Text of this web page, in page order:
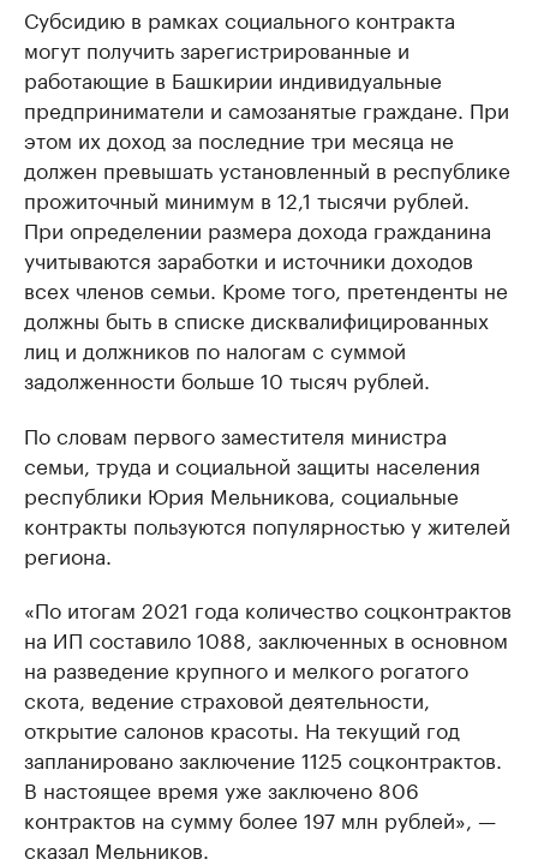
Субсидию в рамках социального контракта
могут получить зарегистрированные и
работающие в Башкирии индивидуальные
предприниматели и самозанятые граждане. При
этом их доход за последние три месяца не
должен превышать установленный в республике
прожиточный минимум в 12,1 тысячи рублей.
При определении размера дохода гражданина
учитываются заработки и источники доходов
всех членов семьи. Кроме того, претенденты не
должны быть в списке дисквалифицированных
лиц и должников по налогам с суммой
задолженности больше 10 тысяч рублей.
По словам первого заместителя министра
семьи, труда и социальной защиты населения
республики Юрия Мельникова, социальные
контракты пользуются популярностью у жителей
региона.
«По итогам 2021 года количество соцконтрактов
на ИП составило 1088, заключенных в основном
на разведение крупного и мелкого рогатого
скота, ведение страховой деятельности,
открытие салонов красоты. На текущий год
запланировано заключение 1125 соцконтрактов.
В настоящее время уже заключено 806
контрактов на сумму более 197 млн рублей», —
сказал Мельников.